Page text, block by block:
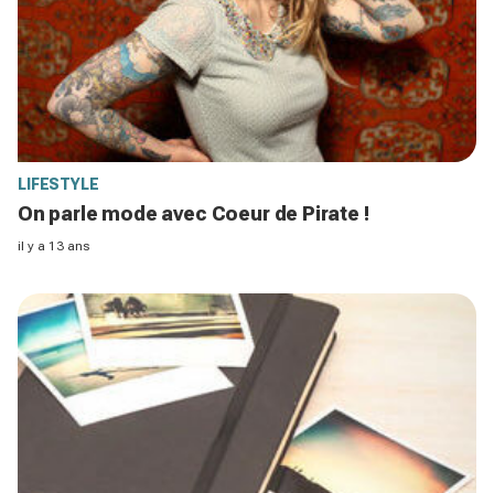
LIFESTYLE
On parle mode avec Coeur de Pirate !
il y a 13 ans